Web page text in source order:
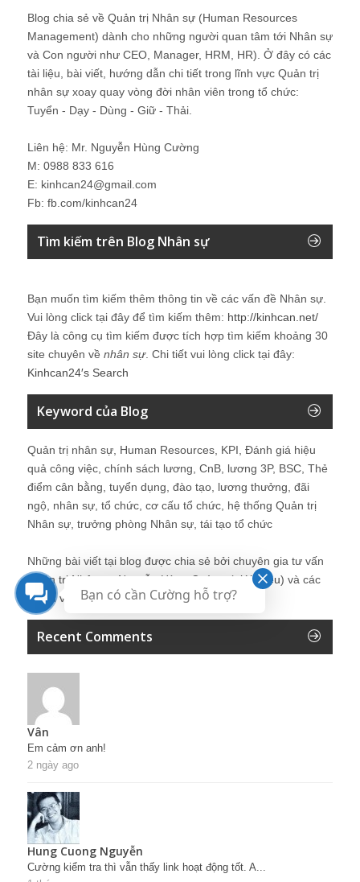
Blog chia sẻ về Quản trị Nhân sự (Human Resources
Management) dành cho những người quan tâm tới Nhân sự
và Con người như CEO, Manager, HRM, HR). Ở đây có các
tài liệu, bài viết, hướng dẫn chi tiết trong lĩnh vực Quản trị
nhân sự xoay quay vòng đời nhân viên trong tổ chức:
Tuyển - Dạy - Dùng - Giữ - Thải.
Liên hệ: Mr. Nguyễn Hùng Cường
M: 0988 833 616
E: kinhcan24@gmail.com
Fb: fb.com/kinhcan24
Tìm kiếm trên Blog Nhân sự
Bạn muốn tìm kiếm thêm thông tin về các vấn đề Nhân sự
Vui lòng click tại đây để tìm kiếm thêm: http://kinhcan.net/
Đây là công cụ tìm kiếm được tích hợp tìm kiếm khoảng 30
site chuyên về nhân sự. Chi tiết vui lòng click tại đây:
Kinhcan24′s Search
Keyword của Blog
Quản trị nhân sự, Human Resources, KPI, Đánh giá hiệu
quả công việc, chính sách lương, CnB, lương 3P, BSC, Thẻ
điểm cân bằng, tuyển dụng, đào tạo, lương thưởng, đãi
ngộ, nhân sự, tổ chức, cơ cấu tổ chức, hệ thống Quản trị
Nhân sự, trưởng phòng Nhân sự, tái tạo tổ chức
Những bài viết tại blog được chia sẻ bởi chuyên gia tư vấn
Quản trị Nhân sự Nguyễn Hùng Cường (giới thiệu) và các
thành viên khác trong cộng đồng Nhân sự.
Recent Comments
Vân
Em cảm ơn anh!
2 ngày ago
Hung Cuong Nguyễn
Cường kiểm tra thì vẫn thấy link hoạt động tốt. A...
Bạn có cần Cường hỗ trợ?